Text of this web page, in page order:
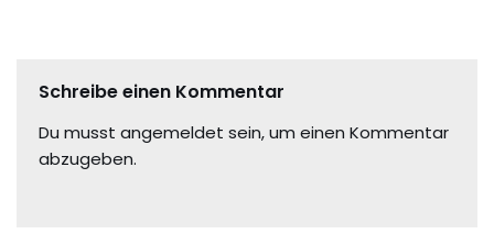
Schreibe einen Kommentar
Du musst angemeldet sein, um einen Kommentar
abzugeben.